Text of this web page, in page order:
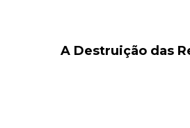
A Destruição das